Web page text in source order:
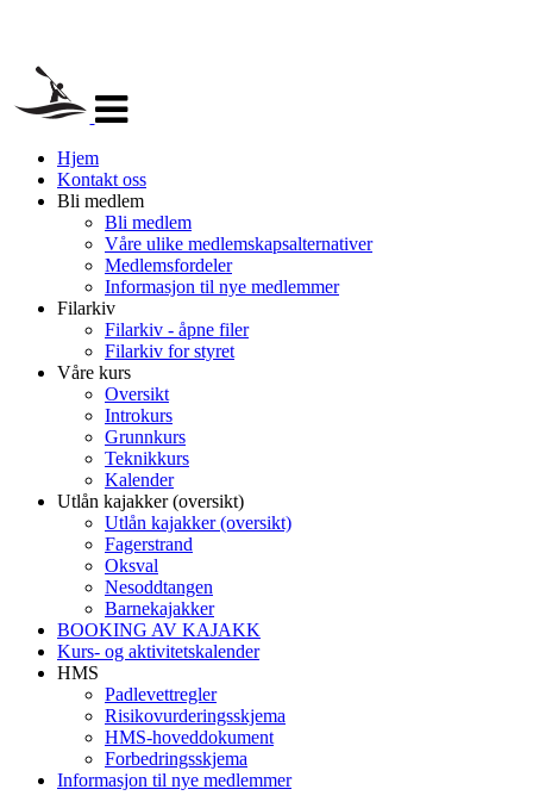
navigasjon
Hjem
Kontakt oss
Bli medlem
Bli medlem
Våre ulike medlemskapsalternativer
Medlemsfordeler
Informasjon til nye medlemmer
Filarkiv
Filarkiv - åpne filer
Filarkiv for styret
Våre kurs
Oversikt
Introkurs
Grunnkurs
Teknikkurs
Kalender
Utlån kajakker (oversikt)
Utlån kajakker (oversikt)
Fagerstrand
Oksval
Nesoddtangen
Barnekajakker
BOOKING AV KAJAKK
Kurs- og aktivitetskalender
HMS
Padlevettregler
Risikovurderingsskjema
HMS-hoveddokument
Forbedringsskjema
Informasjon til nye medlemmer